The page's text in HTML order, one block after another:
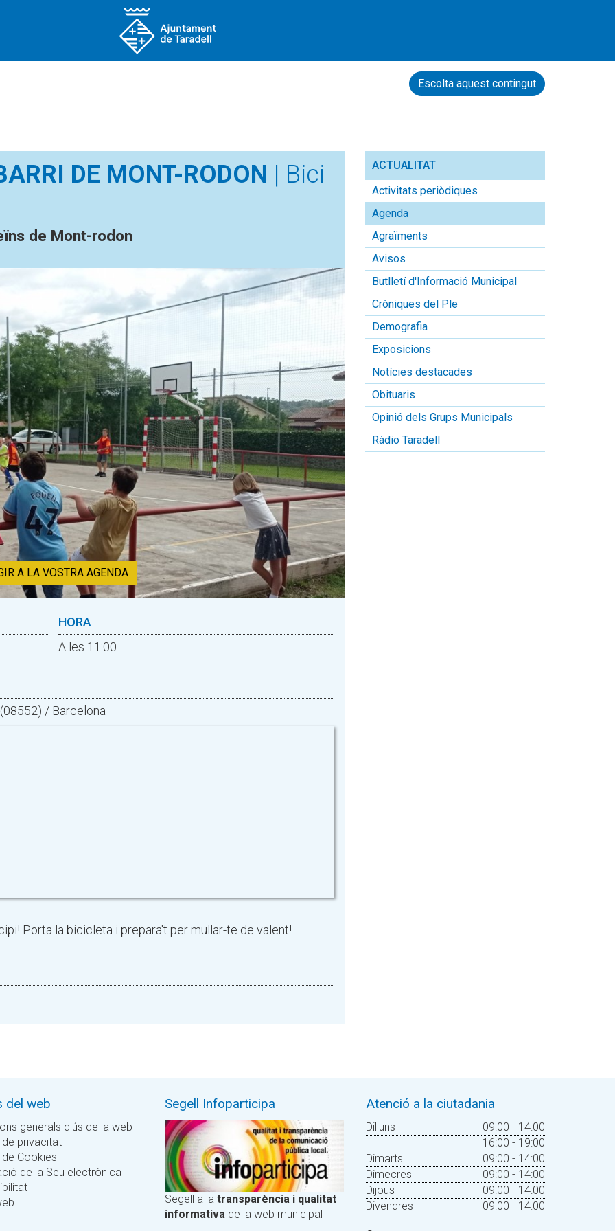
Escolta aquest contingut
DE MONT-RODON | Bici
de Mont-rodon
A LA VOSTRA AGENDA
HORA
A les 11:00
/ Barcelona
Porta la bicicleta i prepara't per mullar-te de valent!
ACTUALITAT
Activitats periòdiques
Agenda
Agraïments
Avisos
Butlletí d'Informació Municipal
Cròniques del Ple
Demografia
Exposicions
Notícies destacades
Obituaris
Opinió dels Grups Municipals
Ràdio Taradell
del web
generals d'ús de la web
privacitat
Cookies
de la Seu electrònica
Segell Infoparticipa
Segell a la transparència i qualitat
informativa de la web municipal
Atenció a la ciutadania
Dilluns
09:00 - 14:00
16:00 - 19:00
Dimarts
09:00 - 14:00
Dimecres
09:00 - 14:00
Dijous
09:00 - 14:00
Divendres
09:00 - 14:00